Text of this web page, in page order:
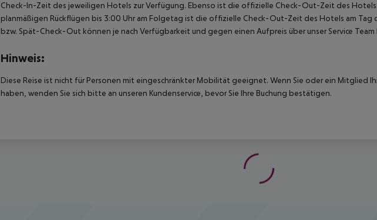
Check-In-Zeit des jeweiligen Hotels zur Verfügung. Ebenso ist die offizielle Check-Out-Zeit des Hotels
planmäßigen Rückflügen bis 3:00 Uhr am Folgetag ist die offizielle Check-Out-Zeit des Hotels am Tag
bzw. Spät-Check-Out können je nach Verfügbarkeit und gegen einen Aufpreis über unser Service
Hinweis:
Diese Reise ist nicht für Personen mit eingeschränkter Mobilität geeignet. Wenn Sie oder ein Mitglied
haben, wenden Sie sich bitte an unseren Kundenservice, bevor Sie Ihre Buchung bestätigen.